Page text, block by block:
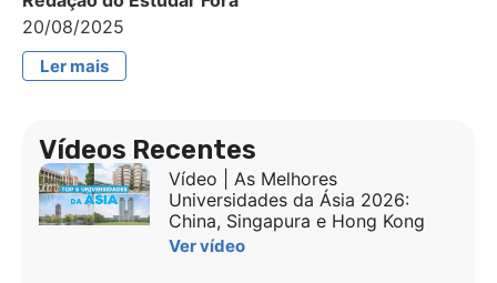
20/08/2025
Ler mais
Vídeos Recentes
Vídeo | As Melhores
Universidades da Ásia 2026:
China, Singapura e Hong Kong
Ver vídeo